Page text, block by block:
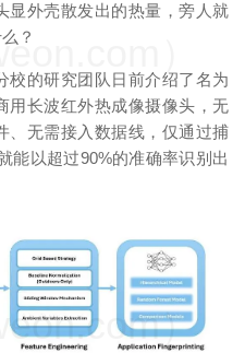
显外壳散发出的热量，旁人就
？
校的研究团队日前介绍了名为
用长波红外热成像摄像头，无
、无需接入数据线，仅通过捕
能以超过90%的准确率识别出
）
）